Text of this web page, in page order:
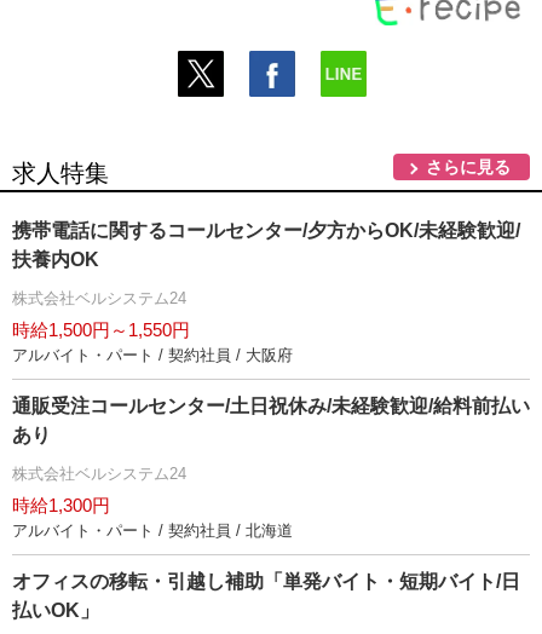
求人特集 さらに見る
携帯電話に関するコールセンター/夕方からOK/未経験歓迎/
扶養内OK
株式会社ベルシステム24
時給1,500円～1,550円
アルバイト・パート / 契約社員 / 大阪府
通販受注コールセンター/土日祝休み/未経験歓迎/給料前払い
あり
株式会社ベルシステム24
時給1,300円
アルバイト・パート / 契約社員 / 北海道
オフィスの移転・引越し補助「単発バイト・短期バイト/日
払いOK」